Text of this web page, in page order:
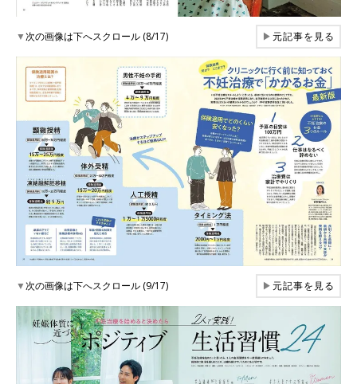
▼次の画像は下へスクロール (8/17) ▶元記事を見る
▼次の画像は下へスクロール (9/17) ▶元記事を見る